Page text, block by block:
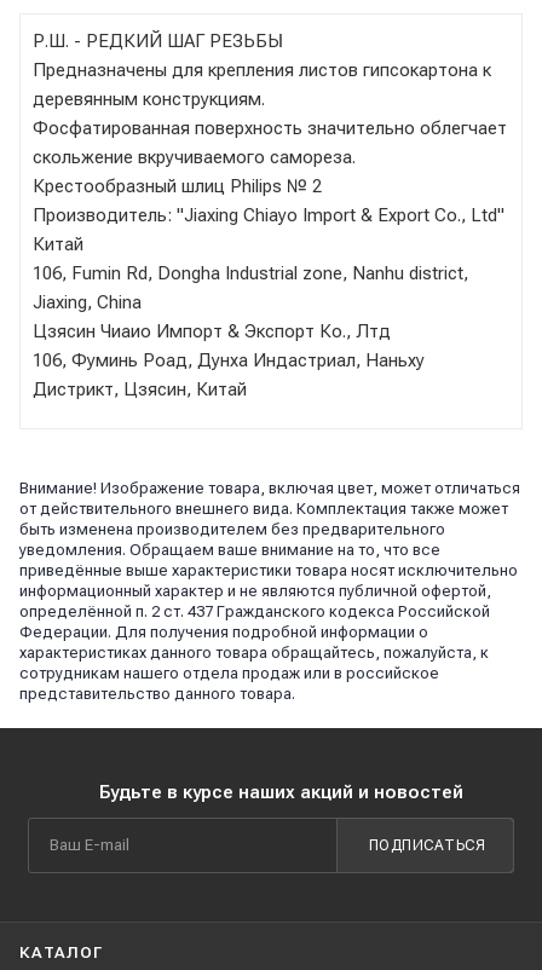
Р.Ш. - РЕДКИЙ ШАГ РЕЗЬБЫ
Предназначены для крепления листов гипсокартона к
деревянным конструкциям.
Фосфатированная поверхность значительно облегчает
скольжение вкручиваемого самореза.
Крестообразный шлиц Philips № 2
Производитель: "Jiaxing Chiayo Import & Export Co., Ltd"
Китай
106, Fumin Rd, Dongha Industrial zone, Nanhu district,
Jiaxing, China
Цзясин Чиаио Импорт & Экспорт Ко., Лтд
106, Фуминь Роад, Дунха Индастриал, Наньху
Дистрикт, Цзясин, Китай
Внимание! Изображение товара, включая цвет, может отличаться
от действительного внешнего вида. Комплектация также может
быть изменена производителем без предварительного
уведомления. Обращаем ваше внимание на то, что все
приведённые выше характеристики товара носят исключительно
информационный характер и не являются публичной офертой,
определённой п. 2 ст. 437 Гражданского кодекса Российской
Федерации. Для получения подробной информации о
характеристиках данного товара обращайтесь, пожалуйста, к
сотрудникам нашего отдела продаж или в российское
представительство данного товара.
Будьте в курсе наших акций и новостей
ПОДПИСАТЬСЯ
КАТАЛОГ